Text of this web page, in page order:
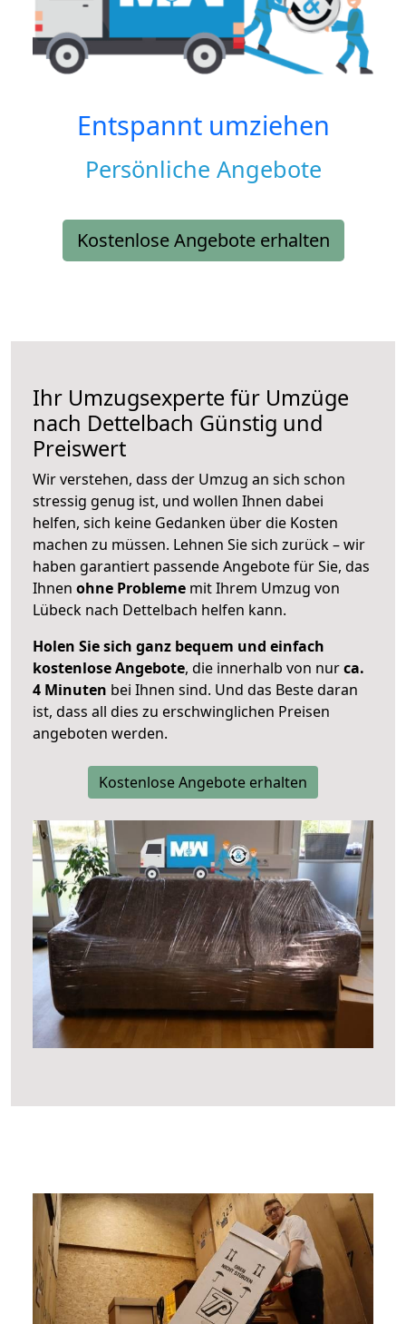
Entspannt umziehen
Persönliche Angebote
Kostenlose Angebote erhalten
Ihr Umzugsexperte für Umzüge
nach Dettelbach Günstig und
Preiswert
Wir verstehen, dass der Umzug an sich schon
stressig genug ist, und wollen Ihnen dabei
helfen, sich keine Gedanken über die Kosten
machen zu müssen. Lehnen Sie sich zurück – wir
haben garantiert passende Angebote für Sie, das
Ihnen ohne Probleme mit Ihrem Umzug von
Lübeck nach Dettelbach helfen kann.
Holen Sie sich ganz bequem und einfach
kostenlose Angebote, die innerhalb von nurca.
4 Minuten bei Ihnen sind. Und das Beste daran
ist, dass all dies zu erschwinglichen Preisen
angeboten werden.
Kostenlose Angebote erhalten